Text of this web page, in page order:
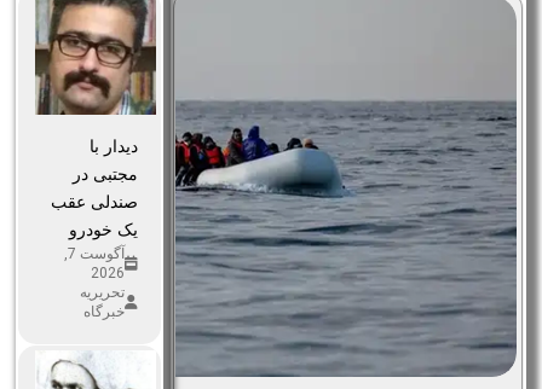
دیدار با
مجتبی در
صندلی عقب
یک خودرو
آگوست 7,
2026
تحریریه
خبرگاه